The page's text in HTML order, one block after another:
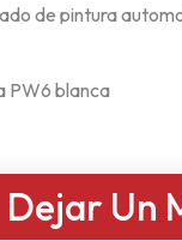
de pintura
PW6 blanca
Dejar Un